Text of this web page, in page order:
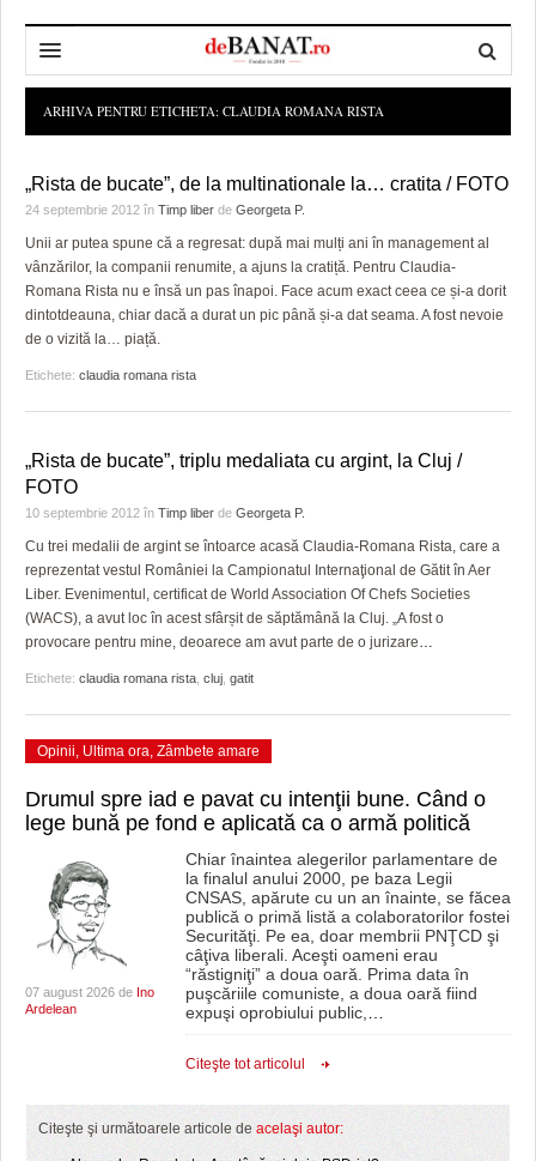
REDACȚIA DEBANAT
POLITICA DE COOKIES
POLITICA DE CONFIDENȚIALITATE
PRIMĂRIA TIMIŞOARA
CONSILIUL JUDEŢEAN TIMIŞ
PREFECTURA TIMIŞ
POLITICA
SPORT
POLI TIMISOARA
FOTBAL JUDETEAN
OPINII
DOSARELE DEBANAT
GRĂDINA TAICII DOMNULUI
ZIARISTU’ DE TERASĂ
CU OIŞTEA-N KIERKEGAARD
FINANŢĂRI DE LA A LA Z
PE SURSE
TIMP LIBER ȘI CULTURĂ
CRONICĂ DE FILM
UNDE MERGEM
FILME DOCUMENTARE
CLIPURI VIDEO
JOCURI ONLINE
MAI MULTE
ACCIDENTE
ANUNŢURI
INFO SI UTILE
CULTURA
INVATAMANT
JUSTITIE
FILME DOCUMENTARE
CLIPURI VIDEO
JOCURI ONLINE
DIVERSE
FARMACII DIN TIMIŞOARA
LICEE, ŞCOLI ŞI GRĂDINIŢE DIN TIMIŞ
ARHIVA PENTRU ETICHETA: CLAUDIA ROMANA RISTA
„Rista de bucate”, de la multinationale la… cratita / FOTO
24 septembrie 2012 în Timp liber de Georgeta P.
Unii ar putea spune că a regresat: după mai mulți ani în management al
vânzărilor, la companii renumite, a ajuns la cratiță. Pentru Claudia-
Romana Rista nu e însă un pas înapoi. Face acum exact ceea ce și-a dorit
dintotdeauna, chiar dacă a durat un pic până și-a dat seama. A fost nevoie
de o vizită la… piață.
Etichete: claudia romana rista
„Rista de bucate”, triplu medaliata cu argint, la Cluj /
FOTO
10 septembrie 2012 în Timp liber de Georgeta P.
Cu trei medalii de argint se întoarce acasă Claudia-Romana Rista, care a
reprezentat vestul României la Campionatul Internaţional de Gătit în Aer
Liber. Evenimentul, certificat de World Association Of Chefs Societies
(WACS), a avut loc în acest sfârșit de săptămână la Cluj. „A fost o
provocare pentru mine, deoarece am avut parte de o jurizare…
Etichete: claudia romana rista cluj gatit
Opinii, Ultima ora, Zâmbete amare
Drumul spre iad e pavat cu intenţii bune. Când o
lege bună pe fond e aplicată ca o armă politică
07 august 2026 de Ino
Ardelean
Chiar înaintea alegerilor parlamentare de
la finalul anului 2000, pe baza Legii
CNSAS, apărute cu un an înainte, se făcea
publică o primă listă a colaboratorilor fostei
Securităţi. Pe ea, doar membrii PNŢCD şi
câţiva liberali. Aceşti oameni erau
“răstigniţi” a doua oară. Prima data în
puşcăriile comuniste, a doua oară fiind
expuşi oprobiului public,
Citeşte tot articolul
Citeşte şi următoarele articole de acelaşi autor: